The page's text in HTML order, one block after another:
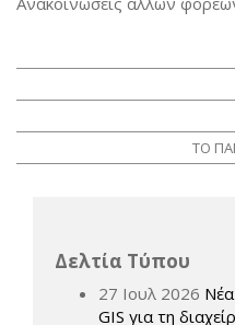
ΤΟ
Δελτία Τύπου
27 Ιουλ 2026
GIS για τη